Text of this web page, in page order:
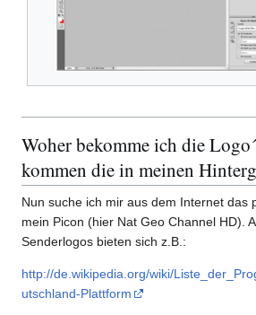
Woher bekomme ich die
kommen die in meinen
Nun suche ich mir aus dem Internet das
mein Picon (hier Nat Geo Channel HD).
Senderlogos bieten sich z.B.:
http://de.wikipedia.org/wiki/
utschland-Plattform